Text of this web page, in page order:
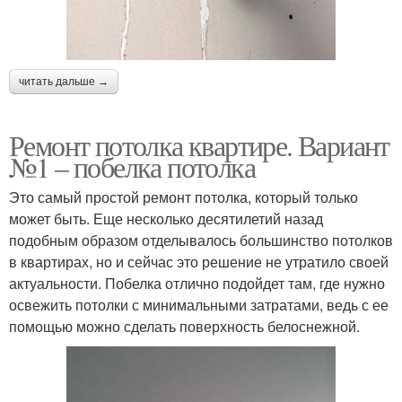
читать дальше →
Ремонт потолка квартире. Вариант
№1 – побелка потолка
Это самый простой ремонт потолка, который только
может быть. Еще несколько десятилетий назад
подобным образом отделывалось большинство потолков
в квартирах, но и сейчас это решение не утратило своей
актуальности. Побелка отлично подойдет там, где нужно
освежить потолки с минимальными затратами, ведь с ее
помощью можно сделать поверхность белоснежной.